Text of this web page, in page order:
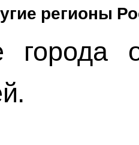
регионы
города